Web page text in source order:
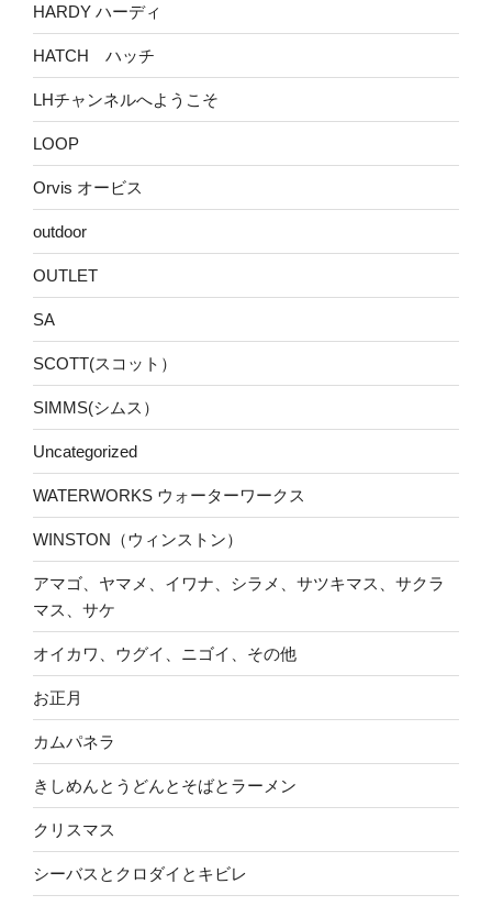
HARDY ハーディ
HATCH ハッチ
LHチャンネルへようこそ
LOOP
Orvis オービス
outdoor
OUTLET
SA
SCOTT(スコット）
SIMMS(シムス）
Uncategorized
WATERWORKS ウォーターワークス
WINSTON（ウィンストン）
アマゴ、ヤマメ、イワナ、シラメ、サツキマス、サクラ
マス、サケ
オイカワ、ウグイ、ニゴイ、その他
お正月
カムパネラ
きしめんとうどんとそばとラーメン
クリスマス
シーバスとクロダイとキビレ